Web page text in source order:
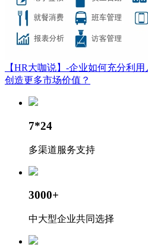
【HR大咖说】-企业如何充分利
创造更多市场价值？
7*24
多渠道服务支持
3000+
中大型企业共同选择